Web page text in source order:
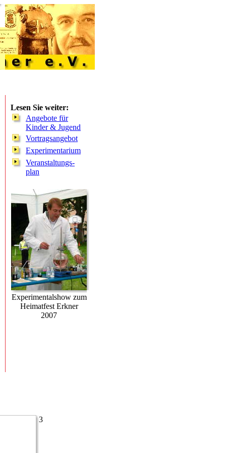
Lesen Sie weiter:
Angebote für
Kinder & Jugend
Vortragsangebot
Experimentarium
Veranstaltungs-
plan
Experimentalshow zum
Heimatfest Erkner
2007
3